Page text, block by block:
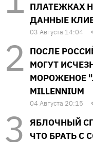
ПЛАТЕЖКАХ
ДАННЫЕ
03 Августа 14:04
ПОСЛЕ
МОГУТ
МОРОЖЕНОЕ
MILLENNIUM
04 Августа 20:15
ЯБЛОЧНЫЙ
ЧТО БРАТЬ С